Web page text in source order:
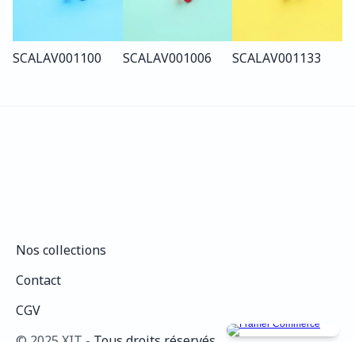
SCALAV001100 SCALAV001006 SCALAV001133
Nos collections
Contact
CGV